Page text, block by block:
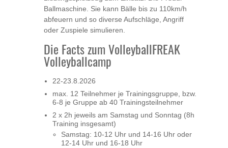
Ballmaschine. Sie kann Bälle bis zu 110km/h
abfeuern und so diverse Aufschläge, Angriff
oder Zuspiele simulieren.
Die Facts zum VolleyballFREAK
Volleyballcamp
22-23.8.2026
max. 12 Teilnehmer je Trainingsgruppe, bzw.
6-8 je Gruppe ab 40 Trainingsteilnehmer
2 x 2h jeweils am Samstag und Sonntag (8h
Training insgesamt)
Samstag: 10-12 Uhr und 14-16 Uhr oder
12-14 Uhr und 16-18 Uhr